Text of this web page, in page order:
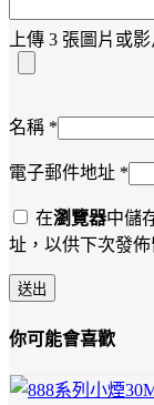
上傳 3 張圖片或影
名稱 *
電子郵件地址 *
在瀏覽器中儲
址，以供下次發佈
你可能會喜歡